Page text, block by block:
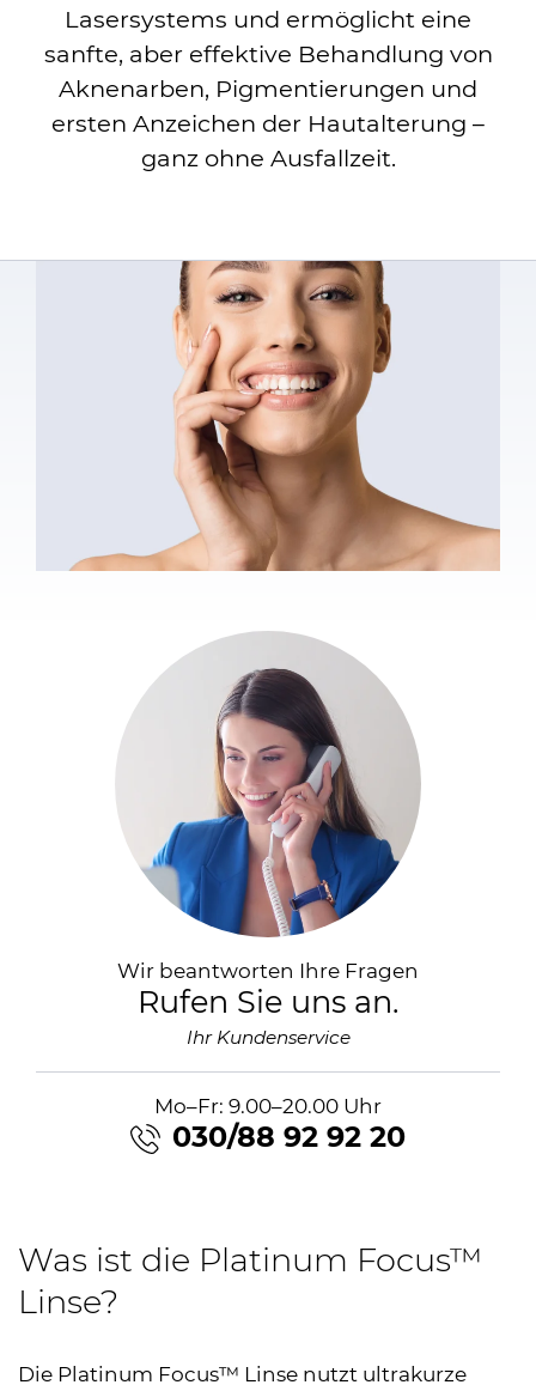
Lasersystems und ermöglicht eine
sanfte, aber effektive Behandlung von
Aknenarben, Pigmentierungen und
ersten Anzeichen der Hautalterung –
ganz ohne Ausfallzeit.
Wir beantworten Ihre Fragen
Rufen Sie uns an.
Ihr Kundenservice
Mo–Fr: 9.00–20.00 Uhr
030/88 92 92 20
Was ist die Platinum Focus™
Linse?
Die Platinum Focus™ Linse nutzt ultrakurze